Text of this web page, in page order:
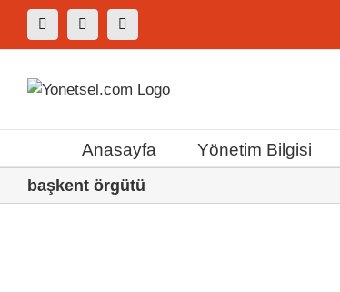
Skip
content
Facebook
X Instagram
Anasayfa Yönetim Bilgisi
başkent örgütü